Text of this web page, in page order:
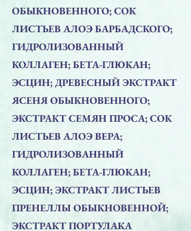
ОБЫКНОВЕННОГО; СОК
ЛИСТЬЕВ АЛОЭ БАРБАДСКОГО;
ГИДРОЛИЗОВАННЫЙ
КОЛЛАГЕН; БЕТА-ГЛЮКАН;
ЭСЦИН; ДРЕВЕСНЫЙ ЭКСТРАКТ
ЯСЕНЯ ОБЫКНОВЕННОГО;
ЭКСТРАКТ СЕМЯН ПРОСА; СОК
ЛИСТЬЕВ АЛОЭ ВЕРА;
ГИДРОЛИЗОВАННЫЙ
КОЛЛАГЕН; БЕТА-ГЛЮКАН;
ЭСЦИН; ЭКСТРАКТ ЛИСТЬЕВ
ПРЕНЕЛЛЫ ОБЫКНОВЕННОЙ;
ЭКСТРАКТ ПОРТУЛАКА